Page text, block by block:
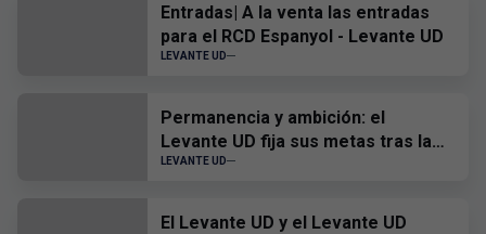
Entradas| A la venta las entradas
para el RCD Espanyol - Levante UD
LEVANTE UD
Permanencia y ambición: el
Levante UD fija sus metas tras la
visita a la Basílica
LEVANTE UD
El Levante UD y el Levante UD